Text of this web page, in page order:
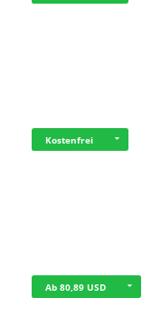
Kostenfrei
Ab 80,89 USD